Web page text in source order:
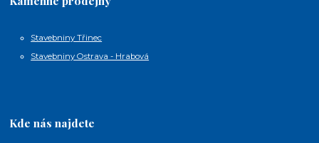
Stavebniny Třinec
Stavebniny Ostrava - Hrabová
Kde nás najdete